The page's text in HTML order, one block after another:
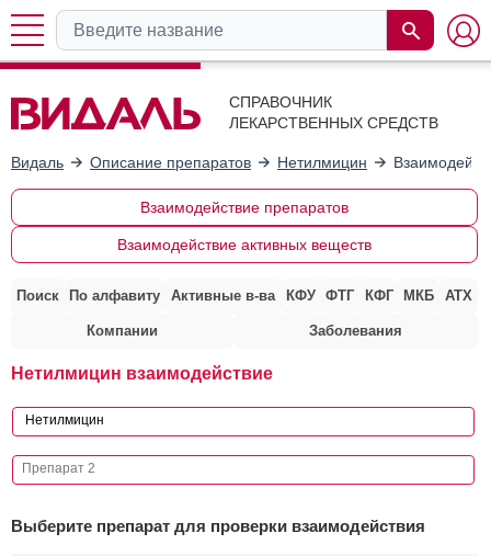
СПРАВОЧНИК
ЛЕКАРСТВЕННЫХ СРЕДСТВ
Видаль Описание препаратов Нетилмицин
Взаимодействие препаратов
Взаимодействие активных веществ
Поиск По алфавиту Активные в-ва КФУ ФТГ КФГ МКБ АТХ
Компании Заболевания
Нетилмицин взаимодействие
Выберите препарат для проверки взаимодействия